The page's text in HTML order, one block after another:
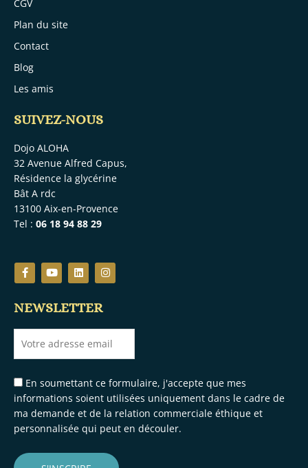
CGV
Plan du site
Contact
Blog
Les amis
SUIVEZ-NOUS
Dojo ALOHA
32 Avenue Alfred Capus,
Résidence la glycérine
Bât A rdc
13100 Aix-en-Provence
Tel : 06 18 94 88 29
F
a
c
b
o
k
-
f
Y
o
u
u
e
L
i
n
e
i
I
n
s
r
a
m
NEWSLETTER
En soumettant ce formulaire, j'accepte que mes
informations soient utilisées uniquement dans le cadre de
ma demande et de la relation commerciale éthique et
personnalisée qui peut en découler.